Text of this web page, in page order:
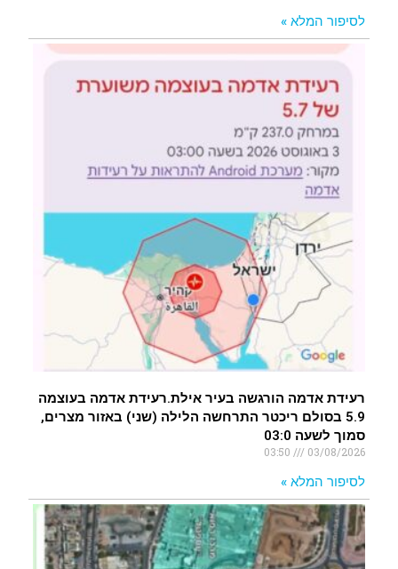
לסיפור המלא »
רעידת אדמה הורגשה בעיר אילת.רעידת אדמה בעוצמה
5.9 בסולם ריכטר התרחשה הלילה (שני) באזור מצרים,
סמוך לשעה 03:0
03/08/2026
לסיפור המלא »